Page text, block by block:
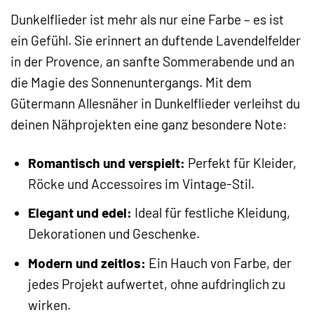
Dunkelflieder ist mehr als nur eine Farbe – es ist
ein Gefühl. Sie erinnert an duftende Lavendelfelder
in der Provence, an sanfte Sommerabende und an
die Magie des Sonnenuntergangs. Mit dem
Gütermann Allesnäher in Dunkelflieder verleihst du
deinen Nähprojekten eine ganz besondere Note:
Romantisch und verspielt: Perfekt für Kleider,
Röcke und Accessoires im Vintage-Stil.
Elegant und edel: Ideal für festliche Kleidung,
Dekorationen und Geschenke.
Modern und zeitlos: Ein Hauch von Farbe, der
jedes Projekt aufwertet, ohne aufdringlich zu
wirken.